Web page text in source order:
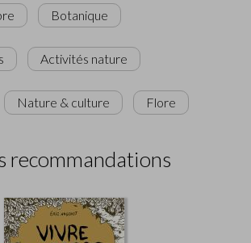
Botanique
Activités nature
Nature & culture Flore
recommandations